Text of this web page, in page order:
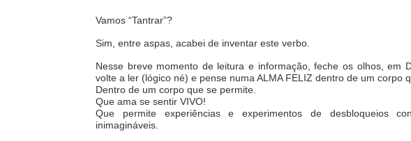
Vamos “Tantrar”?
Sim, entre aspas, acabei de inventar este verbo.
Nesse breve momento de leitura e informação, feche os olhos, em
volte a ler (lógico né) e pense numa ALMA FELIZ dentro de um corpo
Dentro de um corpo que se permite.
Que ama se sentir VIVO!
Que permite experiências e experimentos de desbloqueios
inimagináveis.